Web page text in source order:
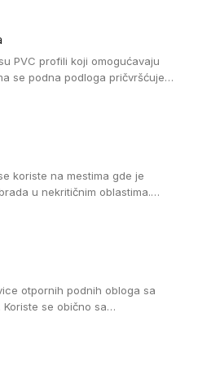
podnim oblogama od linoleuma.
PVC profili koji omogućavaju
se podna podloga pričvršćuje
koriste na mestima gde je
u nekritičnim oblastima.
otpornih podnih obloga sa
Koriste se obično sa